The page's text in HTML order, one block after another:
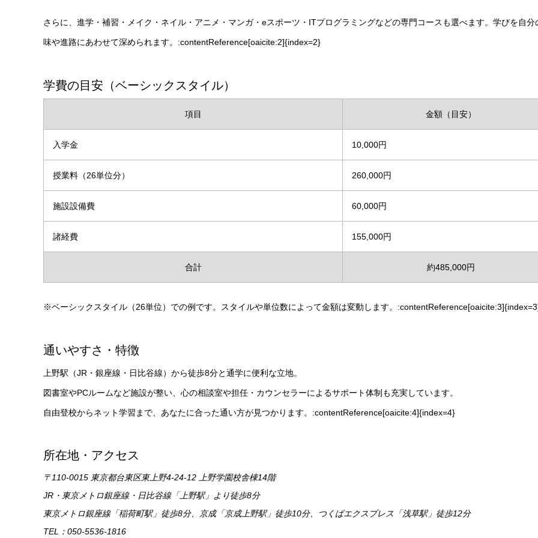
さらに、進学・補習・メイク・ネイル・アニメ・マンガ・eスポーツ・ITプログラミングなどの専門コースも選べます。学びを自分
味や進路にあわせて深められます。:contentReference[oaicite:2]{index=2}
学費の目安（ベーシックスタイル）
項目 金額（目安）
入学金 10,000円
授業料（26単位分） 260,000円
施設設備費 60,000円
諸経費 155,000円
合計 約485,000円
※ベーシックスタイル（26単位）での例です。スタイルや単位数によって金額は変動します。
通いやすさ・特徴
上野駅（JR・銀座線・日比谷線）から徒歩8分と通学に便利な立地。
図書室やPCルームなど施設が整い、心の相談室や担任・カウンセラーによるサポート体制も充実しています。
自由登校からネット学習まで、あなたに合った通い方が見つかります。:contentReference[oaicite:4]{index=4}
所在地・アクセス
〒110-0015 東京都台東区東上野4-24-12 上野学園校舎棟14階
JR・東京メトロ銀座線・日比谷線「上野駅」より徒歩8分
東京メトロ銀座線「稲荷町駅」徒歩8分、京成「京成上野駅」徒歩10分、つくばエクスプレス「浅草駅」徒歩12分
TEL：050-5536-1816